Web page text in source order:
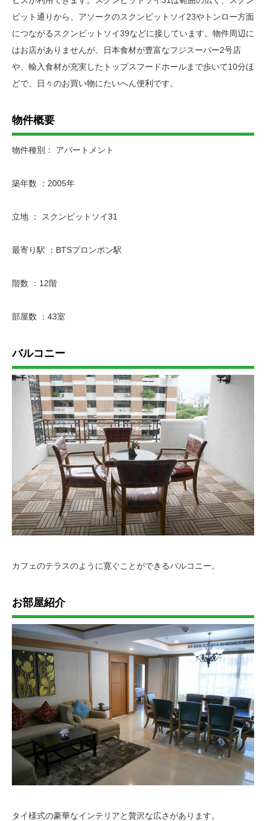
ビット通りから、アソークのスクンビットソイ23やトンロー方面
につながるスクンビットソイ39などに接しています。物件周辺に
はお店がありませんが、日本食材が豊富なフジスーパー2号店
や、輸入食材が充実したトップスフードホールまで歩いて10分ほ
どで、日々のお買い物にたいへん便利です。
物件概要
物件種別： アパートメント
築年数 ：2005年
立地 ： スクンビットソイ31
最寄り駅 ：BTSプロンポン駅
階数 ：12階
部屋数 ：43室
バルコニー
カフェのテラスのように寛ぐことができるバルコニー。
お部屋紹介
タイ様式の豪華なインテリアと贅沢な広さがあります。